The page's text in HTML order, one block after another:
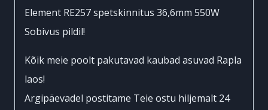
kogus
Element RE257 spetskinnitus 36,6mm 550W
Sobivus pildil!
Kõik meie poolt pakutavad kaubad asuvad Rapla
laos!
Argipäevadel postitame Teie ostu hiljemalt 24